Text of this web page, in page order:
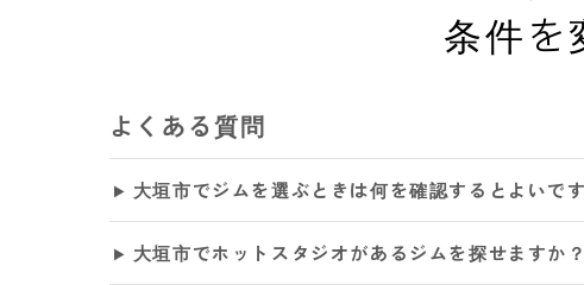
条件を
よくある質問
大垣市でジムを選ぶときは何を確認するとよいで
大垣市でホットスタジオがあるジムを探せますか？